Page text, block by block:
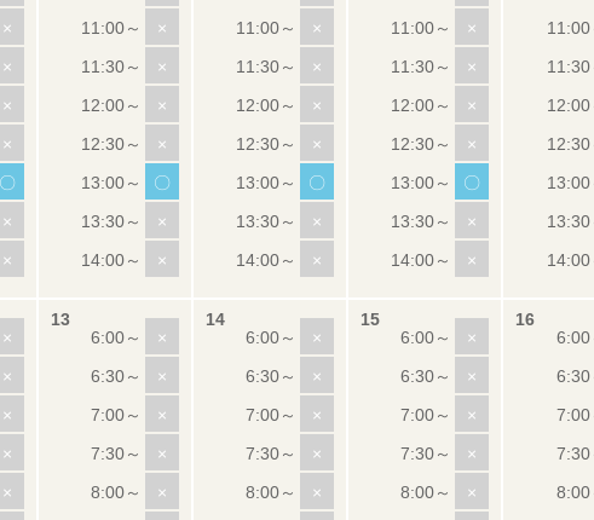
×
×
×
×
〇
×
×
×
×
×
×
〇
×
×
×
×
×
×
〇
×
×
×
×
×
×
〇
×
×
×
×
×
×
×
×
×
×
×
×
×
×
×
×
×
×
×
×
×
×